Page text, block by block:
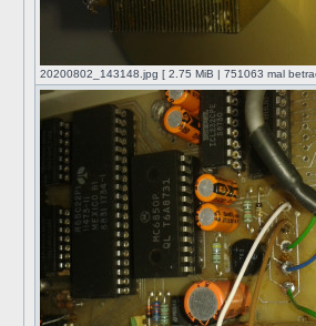
20200802_143148.jpg [ 2.75 MiB | 751063 mal